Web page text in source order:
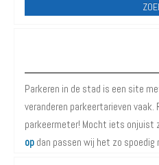
Parkeren in de stad is een site
veranderen parkeertarieven vaak.
parkeermeter! Mocht iets onjuist
op dan passen wij het zo spoedig